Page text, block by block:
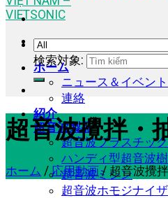
ホーム
ニュース＆イベント
連絡
紹介
超音波製品
超音波プラスチッ
ハンディ型超音波
超音波ミシン
超音波ホモジナイ
検索対象:
超音波攪拌・
ホーム / 応用動画 / 超音波攪